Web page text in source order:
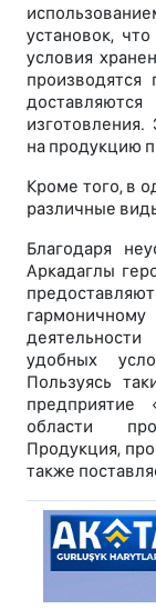
установок,
условия
на продукцию
Кроме того, в
различные
Благодаря
Аркадаглы
удобных
Пользуясь
предприятие
области
Продукция,
также